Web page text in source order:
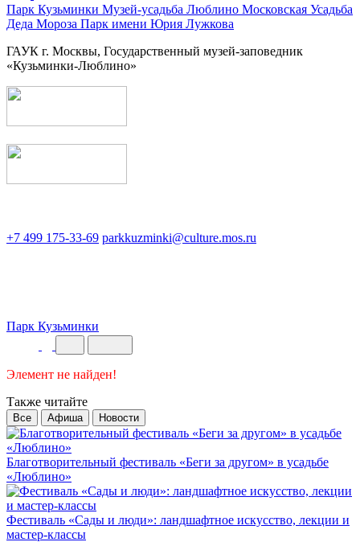
Парк Кузьминки Музей-усадьба Люблино Московская Усадьба
Деда Мороза Парк имени Юрия Лужкова
ГАУК г. Москвы, Государственный музей-заповедник
«Кузьминки-Люблино»
+7 499 175-33-69 parkkuzminki@culture.mos.ru
Парк Кузьминки
Элемент не найден!
Также читайте
Все Афиша Новости
Благотворительный фестиваль «Беги за другом» в усадьбе
«Люблино»
Фестиваль «Сады и люди»: ландшафтное искусство, лекции и
мастер-классы